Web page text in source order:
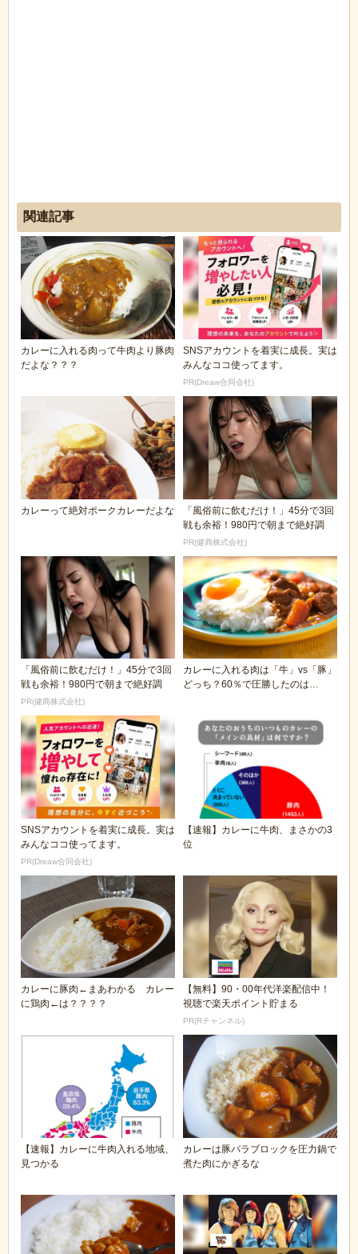
関連記事
カレーに入れる肉って牛肉より豚肉
だよな？？？
SNSアカウントを着実に成長。実は
みんなココ使ってます。
PR(Dreaw合同会社)
カレーって絶対ポークカレーだよな
「風俗前に飲むだけ！」45分で3回
戦も余裕！980円で朝まで絶好調
PR(健商株式会社)
「風俗前に飲むだけ！」45分で3回
戦も余裕！980円で朝まで絶好調
PR(健商株式会社)
カレーに入れる肉は「牛」vs「豚」
どっち？60％で圧勝したのは…
SNSアカウントを着実に成長。実は
みんなココ使ってます。
PR(Dreaw合同会社)
【速報】カレーに牛肉、まさかの3
位
カレーに豚肉←まあわかる カレー
に鶏肉←は？？？？
【無料】90・00年代洋楽配信中！
視聴で楽天ポイント貯まる
PR(Rチャンネル)
【速報】カレーに牛肉入れる地域、
見つかる
カレーは豚バラブロックを圧力鍋で
煮た肉にかぎるな